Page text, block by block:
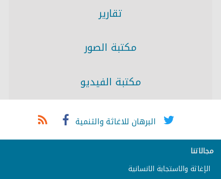
تقارير
مكتبة الصور
مكتبة الفيديو
البرهان للاغاثة والتنمية
مجالاتنا
الإغاثة والاستجابة الانسانية